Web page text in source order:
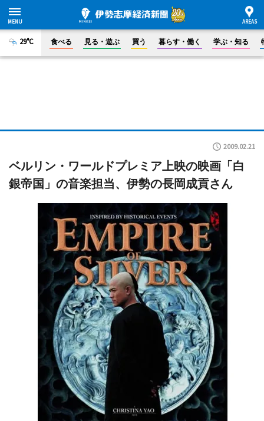
29°C 食べる 見る・遊ぶ 買う 暮らす・働く 学ぶ・知る
2009.02.21
ベルリン・ワールドプレミア上映の映画「白
銀帝国」の音楽担当、伊勢の長岡成貢さん